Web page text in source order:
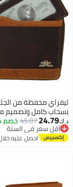
الجلد الطبيعي
مميز بني
خصم 44%
عليه خلال 14 - 15